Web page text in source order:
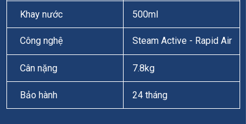
Khay nước
Công nghệ
Cân nặng
Bảo hành
500ml
Steam Active - Rapid Air
7.8kg
24 tháng